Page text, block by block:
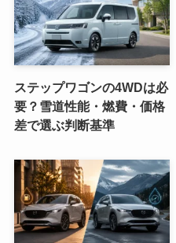
ステップワゴンの4WDは必
要？雪道性能・燃費・価格
差で選ぶ判断基準